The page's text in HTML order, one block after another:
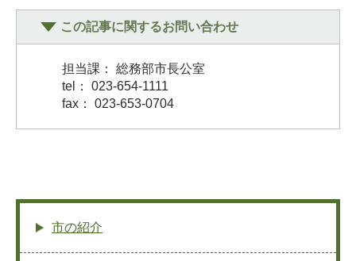
この記事に関するお問い合わせ
担当課： 総務部市長公室
tel： 023-654-1111
fax： 023-653-0704
市の紹介